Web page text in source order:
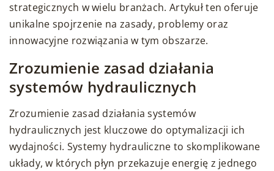
strategicznych w wielu branżach. Artykuł ten oferuje
unikalne spojrzenie na zasady, problemy oraz
innowacyjne rozwiązania w tym obszarze.
Zrozumienie zasad działania
systemów hydraulicznych
Zrozumienie zasad działania systemów
hydraulicznych jest kluczowe do optymalizacji ich
wydajności. Systemy hydrauliczne to skomplikowane
układy, w których płyn przekazuje energię z jednego